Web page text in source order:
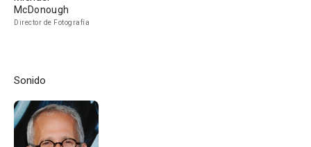
McDonough
Director de Fotografía
Sonido